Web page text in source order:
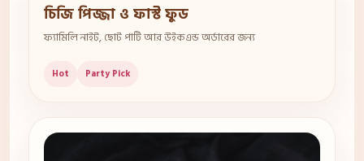
চিজি পিজ্জা ও ফাস্ট ফুড
ফ্যামিলি নাইট, ছোট পার্টি আর উইকএন্ড অর্ডারের জন্য
Hot Party Pick